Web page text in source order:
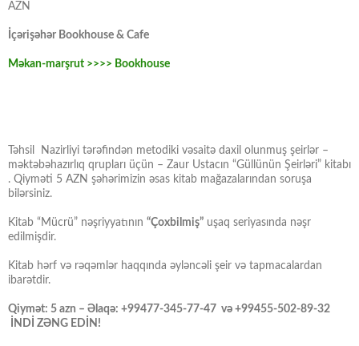
AZN
İçərişəhər Bookhouse & Cafe
Məkan-marşrut >>>> Bookhouse
Təhsil Nazirliyi tərəfindən metodiki vəsaitə daxil olunmuş şeirlər –
məktəbəhazırlıq qrupları üçün – Zaur Ustacın “Güllünün Şeirləri” kitabı
. Qiyməti 5 AZN şəhərimizin əsas kitab mağazalarından soruşa
bilərsiniz.
Kitab “Mücrü” nəşriyyatının “Çoxbilmiş” uşaq seriyasında nəşr
edilmişdir.
Kitab hərf və rəqəmlər haqqında əyləncəli şeir və tapmacalardan
ibarətdir.
Qiymət: 5 azn – Əlaqə: +99477-345-77-47 və +99455-502-89-32
İNDİ ZƏNG EDİN!